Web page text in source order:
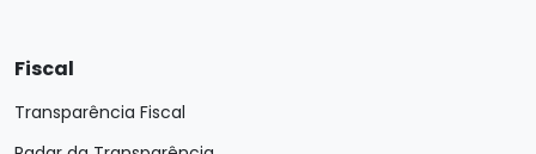
Fiscal
Transparência Fiscal